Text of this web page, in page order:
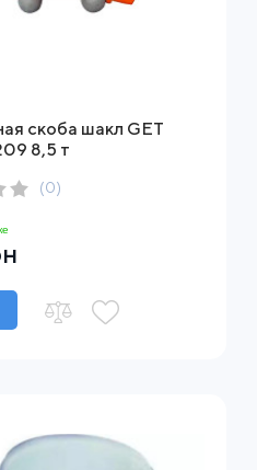
скоба шакл GET
8,5 т
(0)